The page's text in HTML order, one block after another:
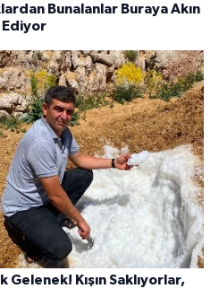
Bunalanlar Buraya Akın
Ediyor
Gelenek! Kışın Saklıyorlar,